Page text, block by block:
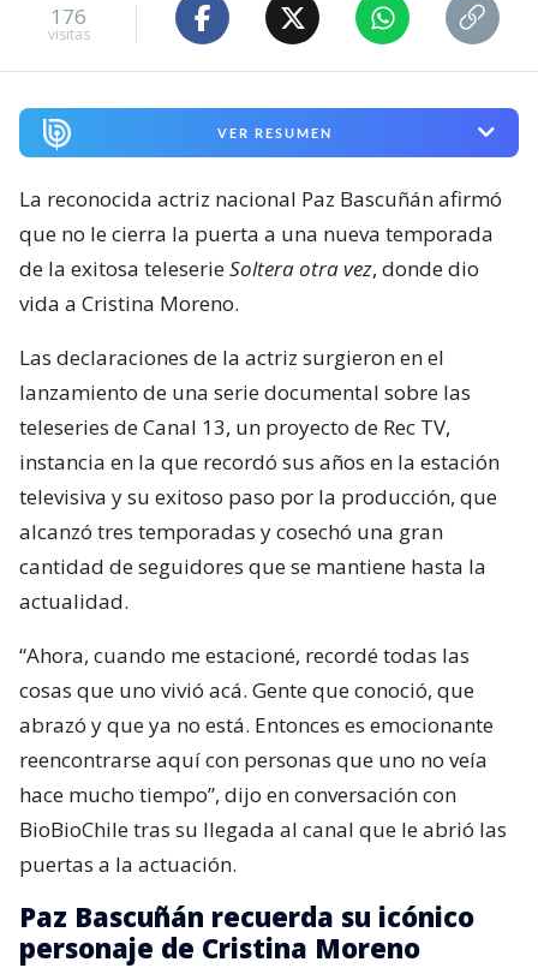
176
visitas
VER RESUMEN
La reconocida actriz nacional Paz Bascuñán afirmó
que no le cierra la puerta a una nueva temporada
de la exitosa teleserieSoltera otra vez, donde dio
vida a Cristina Moreno.
Las declaraciones de la actriz surgieron en el
lanzamiento de una serie documental sobre las
teleseries de Canal 13, un proyecto de Rec TV,
instancia en la que recordó sus años en la estación
televisiva y su exitoso paso por la producción, que
alcanzó tres temporadas y cosechó una gran
cantidad de seguidores que se mantiene hasta la
actualidad.
“Ahora, cuando me estacioné, recordé todas las
cosas que uno vivió acá. Gente que conoció, que
abrazó y que ya no está. Entonces es emocionante
reencontrarse aquí con personas que uno no veía
hace mucho tiempo”, dijo en conversación con
BioBioChile tras su llegada al canal que le abrió las
puertas a la actuación.
Paz Bascuñán recuerda su icónico
personaje de Cristina Moreno